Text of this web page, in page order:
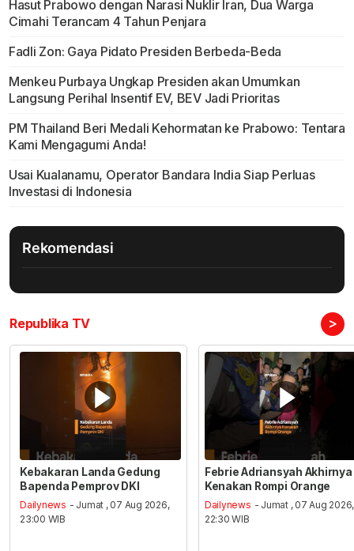
Hasut Prabowo dengan Narasi Nuklir Iran, Dua Warga
Cimahi Terancam 4 Tahun Penjara
Fadli Zon: Gaya Pidato Presiden Berbeda-Beda
Menkeu Purbaya Ungkap Presiden akan Umumkan
Langsung Perihal Insentif EV, BEV Jadi Prioritas
PM Thailand Beri Medali Kehormatan ke Prabowo: Tentara
Kami Mengagumi Anda!
Usai Kualanamu, Operator Bandara India Siap Perluas
Investasi di Indonesia
Rekomendasi
Republika TV >
Kebakaran Landa Gedung
Bapenda Pemprov DKI
Dailynews - Jumat , 07 Aug 2026,
23:00 WIB
Febrie Adriansyah Akhirnya
Kenakan Rompi Orange
Dailynews - Jumat , 07 Aug 2026,
22:30 WIB